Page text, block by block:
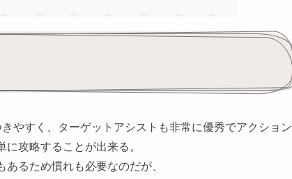
やすく、ターゲットアシストも非常に優秀でアクション
攻略することが出来る。
るため慣れも必要なのだが、